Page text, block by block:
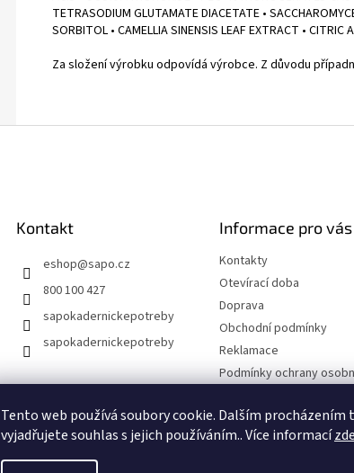
Tento web používá soubory cookie. Dalším
vyjadřujete souhlas s jejich používáním.. Více informacízde
TETRASODIUM GLUTAMATE DIACETATE •
SORBITOL • CAMELLIA SINENSIS LEAF EXTRACT •
Za složení výrobku odpovídá výrobce. Z důvodu
Kontakt
eshop@sapo.cz
800 100 427
sapokadernickepotreby
sapokadernickepotreby
Informace pro vás
Kontakty
Otevírací doba
Doprava
Obchodní podmínky
Reklamace
Podmínky ochrany
údajů a cookies
Časté dotazy